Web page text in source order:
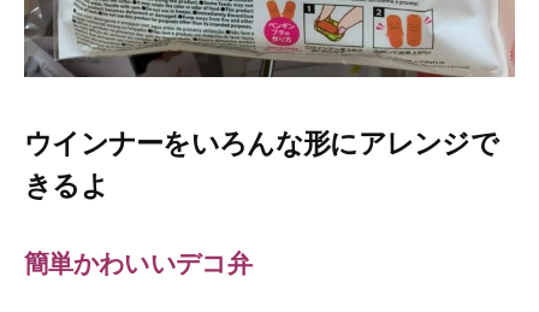
ウインナーをいろんな形にアレンジで
きるよ
簡単かわいいデコ弁